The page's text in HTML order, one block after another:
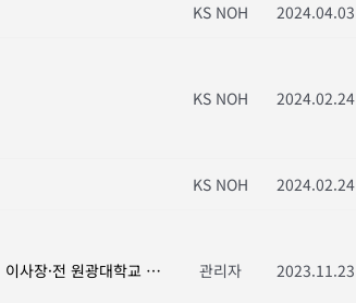
KS NOH 2024.04.03
KS NOH 2024.02.24
KS NOH 2024.02.24
[경제와 미래]실질주의(實質主義)로 개혁하자: 김도종(한국 소프트웨어 기술인협회 이사장·전 원광대학교 총장) 관리자 2023.11.23